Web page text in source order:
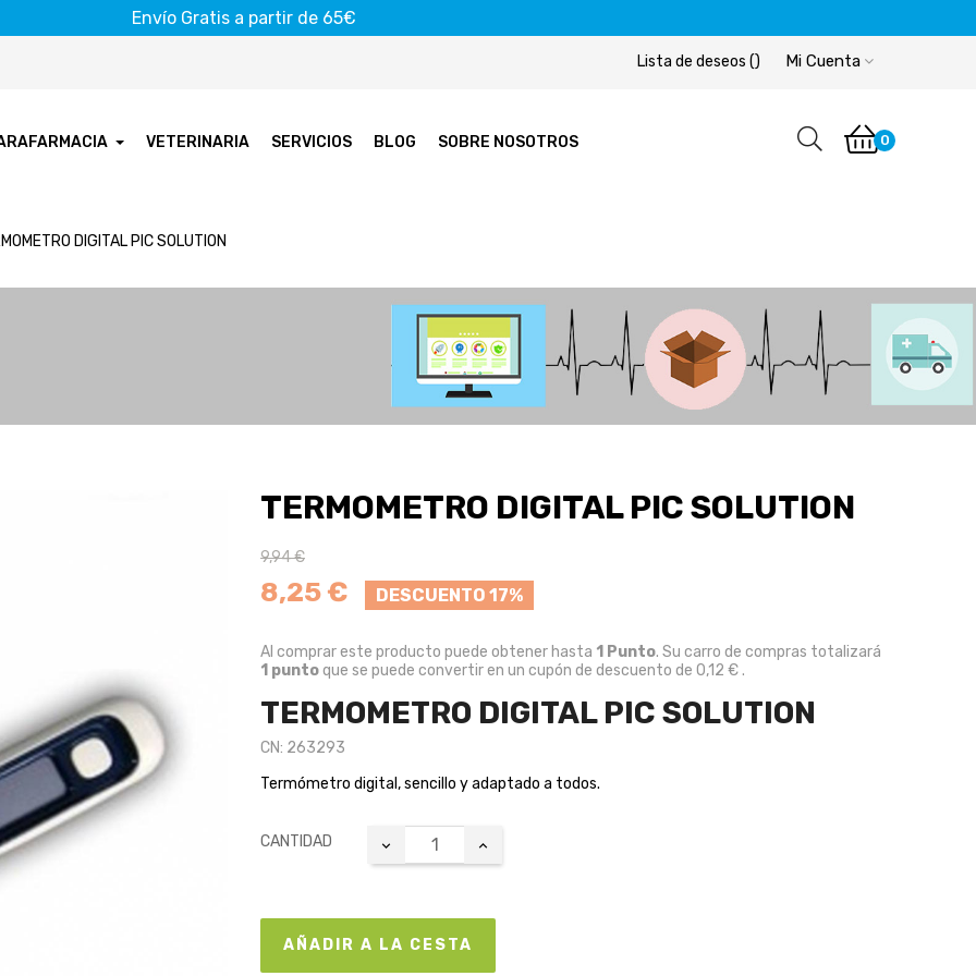
Envío Gratis a partir de 65€
Mi Cuenta
Lista de deseos ()
VETERINARIA SERVICIOS BLOG SOBRE NOSOTROS 0
DIGITAL PIC SOLUTION
TERMOMETRO DIGITAL PIC SOLUTION
9,94 €
8,25 € DESCUENTO 17%
Al comprar este producto puede obtener hasta 1 Punto. Su carro de compras totalizará
1 puntoque se puede convertir en un cupón de descuento de 0,12 €.
TERMOMETRO DIGITAL PIC SOLUTION
CN: 263293
Termómetro digital, sencillo y adaptado a todos.
CANTIDAD
AÑADIR A LA CESTA